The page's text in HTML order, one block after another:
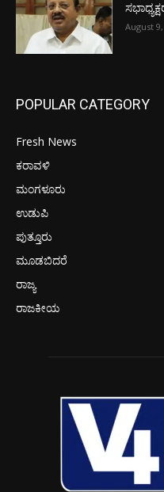
August
POPULAR CATEGORY
Fresh News
ಕರಾವಳಿ
ಮಂಗಳೂರು
ಉಡುಪಿ
ಪುತ್ತೂರು
ಮೂಡಬಿದರೆ
ರಾಜ್ಯ
ರಾಜಕೀಯ